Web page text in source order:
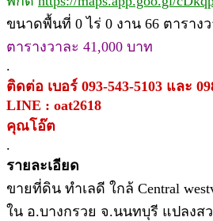
ขนาดพื้นที่ 0 ไร่ 0 งาน 66 ตารางว
ตารางวาละ 41,000 บาท
.
ติดต่อ เบอร์ 093-543-5103 และ
LINE : oat2618
คุณโอ๊ต
.
รายละเอียด
ขายที่ดิน ทำเลดี ใกล้ Central
ใน อ.บางกรวย จ.นนทบุรี แปลงส